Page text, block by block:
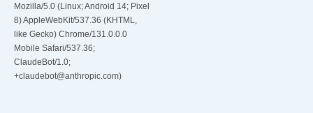
Mozilla/5.0 (Linux; Android 14; Pixel
8) AppleWebKit/537.36 (KHTML,
like Gecko) Chrome/131.0.0.0
Mobile Safari/537.36;
ClaudeBot/1.0;
+claudebot@anthropic.com)